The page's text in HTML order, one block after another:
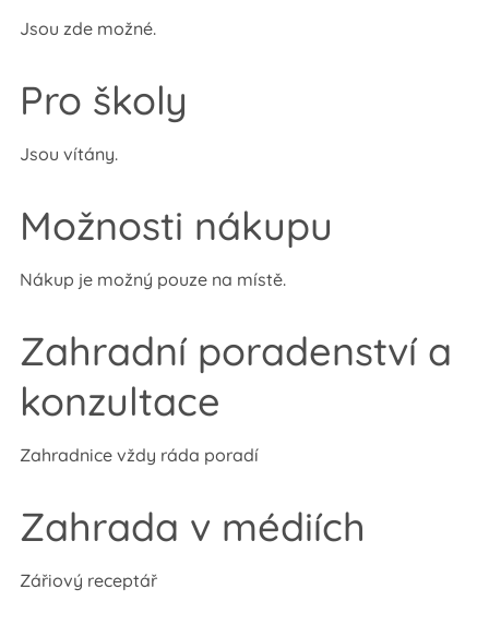
Jsou zde možné.
Pro školy
Jsou vítány.
Možnosti nákupu
Nákup je možný pouze na místě.
Zahradní poradenství a
konzultace
Zahradnice vždy ráda poradí
Zahrada v médiích
Zářiový receptář